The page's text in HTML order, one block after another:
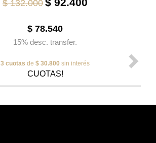
$ 132.000 $ 92.400
$ 78.540
15% desc. transfer.
3 cuotas de $ 30.800 sin interés
CUOTAS!